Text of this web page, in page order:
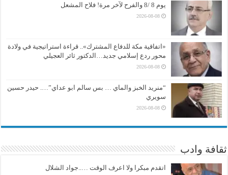
يوم 8 /8 والفرح لآخر مرة! فلاح المشعل
2026-08-08
«اتفاقية مكة للدفاع المشترك».. قراءة استراتيجية في ولادة
محور ردع إسلامي جديد…الدكتور ثائر العجيلي
2026-08-08
“منريد الخبز والماي … بس سالم ابو عداي”…. حيدر حسين
سويري
2026-08-08
ثقافة وادب
اتقدم مبكرا ولا اعرف الوقت …..جواد الشلال